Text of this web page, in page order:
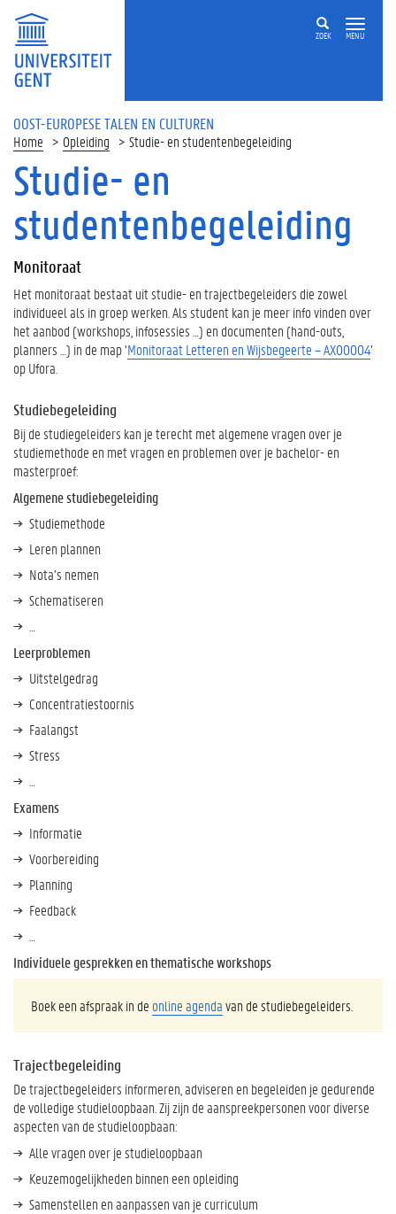
ZOEK MENU
OOST-EUROPESE TALEN EN CULTUREN
Home Opleiding Studie- en studentenbegeleiding
Op
deze
pagina
o
n
i
t
o
r
t
A
f
d
e
l
n
g
s
t
d
i
e
a
v
i
Studie- en
studentenbegeleiding
Monitoraat
Het monitoraat bestaat uit studie- en trajectbegeleiders die zowel
individueel als in groep werken. Als student kan je meer info vinden over
het aanbod (workshops, infosessies …) en documenten (hand-outs,
planners …) in de map ‘Monitoraat Letteren en Wijsbegeerte – AX00004’
op Ufora.
Studiebegeleiding
Bij de studiegeleiders kan je terecht met algemene vragen over je
studiemethode en met vragen en problemen over je bachelor- en
masterproef:
Algemene studiebegeleiding
Studiemethode
Leren plannen
Nota’s nemen
Schematiseren
Leerproblemen
Uitstelgedrag
Concentratiestoornis
Faalangst
Stress
Examens
Informatie
Voorbereiding
Planning
Feedback
Individuele gesprekken en thematische workshops
Boek een afspraak in de online agendavan de studiebegeleiders.
Trajectbegeleiding
De trajectbegeleiders informeren, adviseren en begeleiden je gedurende
de volledige studieloopbaan. Zij zijn de aanspreekpersonen voor diverse
aspecten van de studieloopbaan:
Alle vragen over je studieloopbaan
Keuzemogelijkheden binnen een opleiding
Samenstellen en aanpassen van je curriculum